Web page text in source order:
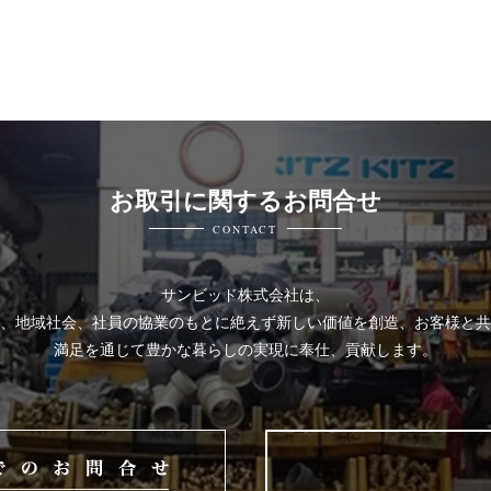
お取引に関するお問合せ
CONTACT
サンビッド株式会社は、
地域社会、社員の協業のもとに絶えず新しい価値を創造、お客様と
満足を通じて豊かな暮らしの実現に奉仕、貢献します。